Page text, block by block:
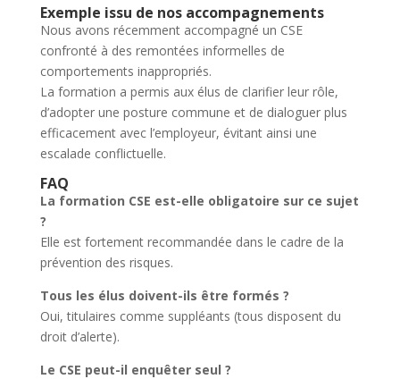
Exemple issu de nos accompagnements
Nous avons récemment accompagné un CSE
confronté à des remontées informelles de
comportements inappropriés.
La formation a permis aux élus de clarifier leur rôle,
d’adopter une posture commune et de dialoguer plus
efficacement avec l’employeur, évitant ainsi une
escalade conflictuelle.
FAQ
La formation CSE est-elle obligatoire sur ce sujet
?
Elle est fortement recommandée dans le cadre de la
prévention des risques.
Tous les élus doivent-ils être formés ?
Oui, titulaires comme suppléants (tous disposent du
droit d’alerte).
Le CSE peut-il enquêter seul ?